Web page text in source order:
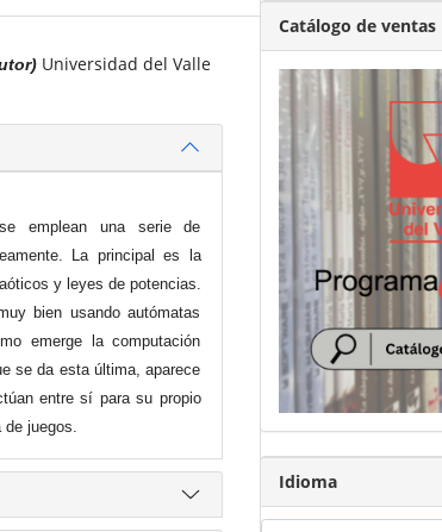
Universidad del Valle
emplean una serie de
La principal es la
y leyes de potencias.
bien usando autómatas
emerge la computación
se da esta última, aparece
entre sí para su propio
juegos.
Catálogo de ventas
Idioma